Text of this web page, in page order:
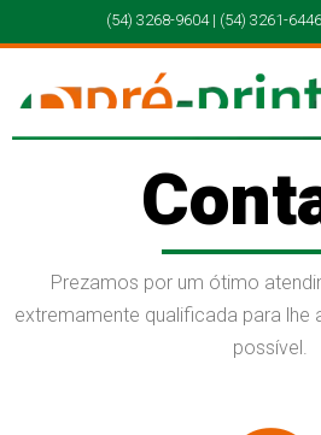
(54) 3268-9604 | (54) 3261-
Prezamos por um ótimo
extremamente qualificada para lhe
possível.